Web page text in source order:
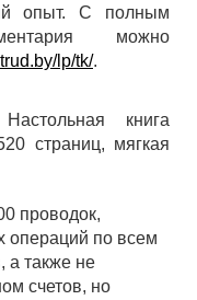
опыт. С полным
можно
lp/tk/.
книга
страниц, мягкая
проводок,
операций по всем
а также не
счетов, но